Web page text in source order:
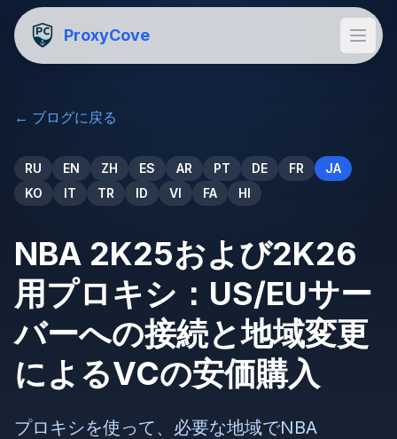
ProxyCove
← ブログに戻る
RU EN ZH ES AR PT DE FR
JA
KO
IT TR ID VI FA HI
NBA 2K25および2K26
用プロキシ：US/EUサー
バーへの接続と地域変更
によるVCの安価購入
プロキシを使って、必要な地域でNBA